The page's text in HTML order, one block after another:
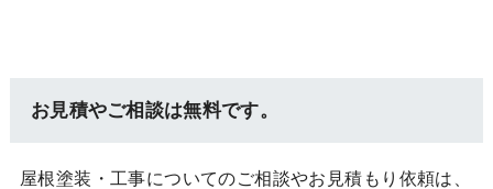
お見積やご相談は無料です。
屋根塗装・工事についてのご相談やお見積もり依頼は、